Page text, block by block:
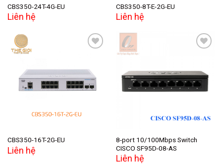
CBS350-24T-4G-EU
Liên hệ
CBS350-8T-E-2G-EU
Liên hệ
Add to
wishlist
CBS350-16T-2G-EU
Liên hệ
Add to
wishlist
8-port 10/100Mbps Switch
CISCO SF95D-08-AS
Liên hệ